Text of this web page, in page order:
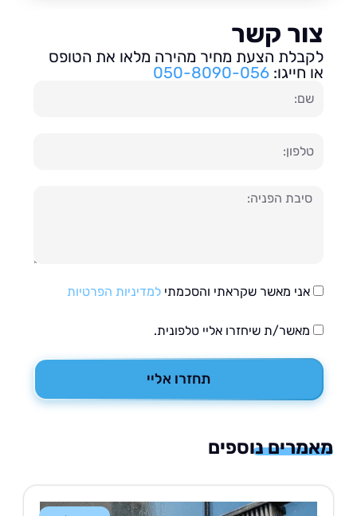
קשר
הצעת מחיר מהירה מלאו את הטופס
חייגו:050-8090-056
אני מאשר שקראתי והסכמתילמדיניות הפרטיות
מאשר/ת שיחזרו אליי טלפונית.
תחזרו אליי
נוספים